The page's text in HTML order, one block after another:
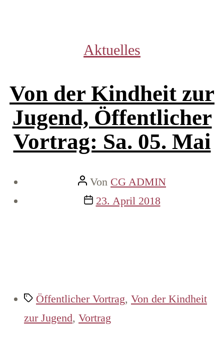
Kategorien
Aktuelles
Von der Kindheit zur
Jugend, Öffentlicher
Vortrag: Sa. 05. Mai
Beitragsautor
Von CG ADMIN
Veröffentlichungsdatum
23. April 2018
Schlagwörter
Öffentlicher Vortrag, Von der Kindheit
zur Jugend, Vortrag